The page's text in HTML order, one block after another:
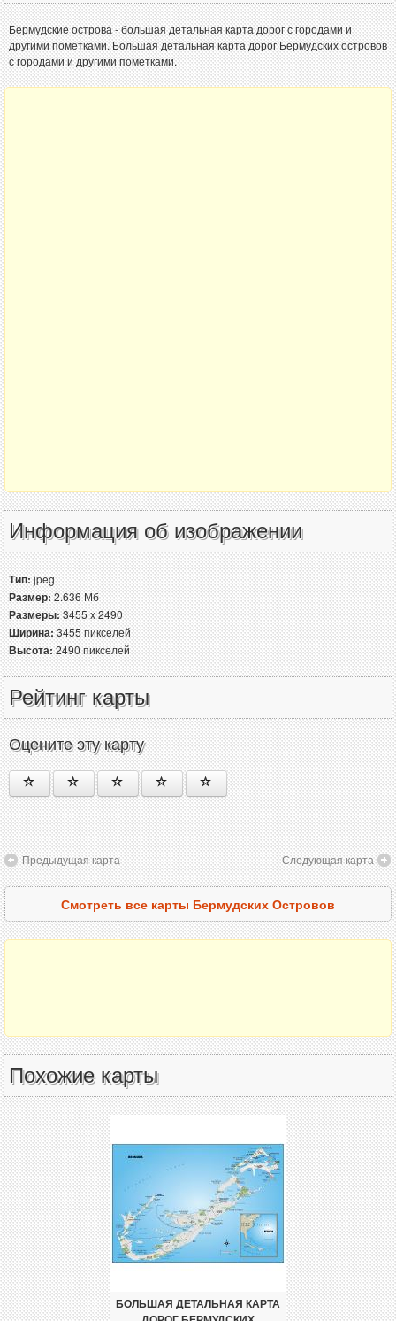
Бермудские острова - большая детальная карта дорог с городами и
другими пометками. Большая детальная карта дорог Бермудских островов
с городами и другими пометками.
Информация об изображении
Тип:jpeg
Размер:2.636 Мб
Размеры:3455 x 2490
Ширина:3455 пикселей
Высота:2490 пикселей
Рейтинг карты
Оцените эту карту
Предыдущая карта Следующая карта
Смотреть все карты Бермудских Островов
Похожие карты
БОЛЬШАЯ ДЕТАЛЬНАЯ КАРТА